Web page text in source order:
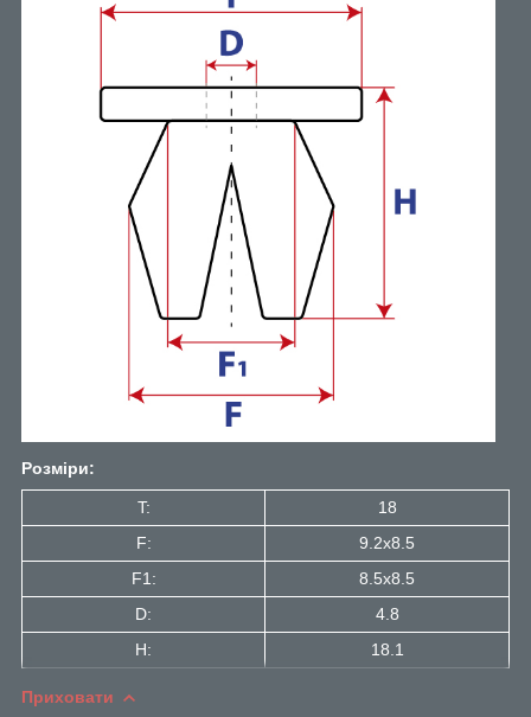
Розміри:
T:
18
F:
9.2x8.5
F1:
8.5x8.5
D:
4.8
H:
18.1
Приховати